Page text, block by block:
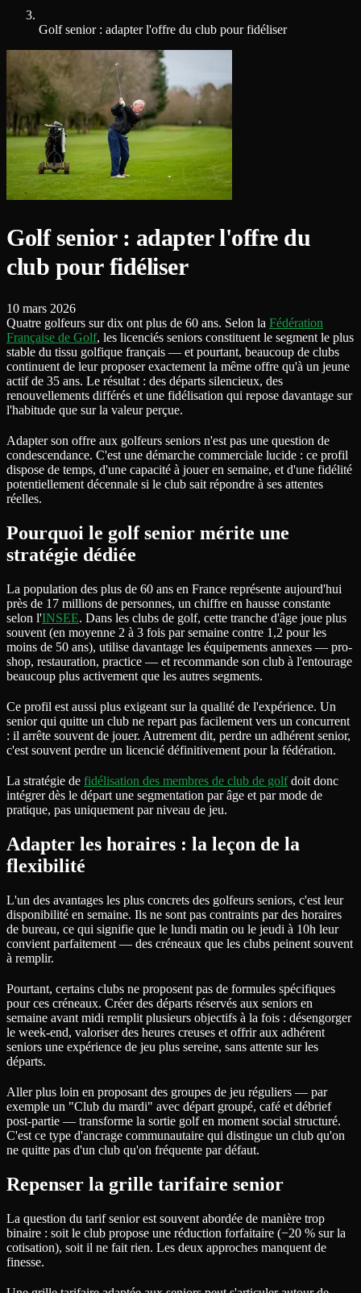
Golf senior : adapter l'offre du club pour fidéliser
Golf senior : adapter l'offre du
club pour fidéliser
10 mars 2026
Quatre golfeurs sur dix ont plus de 60 ans. Selon la Fédération
Française de Golf, les licenciés seniors constituent le segment le plus
stable du tissu golfique français — et pourtant, beaucoup de clubs
continuent de leur proposer exactement la même offre qu'à un jeune
actif de 35 ans. Le résultat : des départs silencieux, des
renouvellements différés et une fidélisation qui repose davantage sur
l'habitude que sur la valeur perçue.
Adapter son offre aux golfeurs seniors n'est pas une question de
condescendance. C'est une démarche commerciale lucide : ce profil
dispose de temps, d'une capacité à jouer en semaine, et d'une fidélité
potentiellement décennale si le club sait répondre à ses attentes
réelles.
Pourquoi le golf senior mérite une
stratégie dédiée
La population des plus de 60 ans en France représente aujourd'hui
près de 17 millions de personnes, un chiffre en hausse constante
selon l'INSEE. Dans les clubs de golf, cette tranche d'âge joue plus
souvent (en moyenne 2 à 3 fois par semaine contre 1,2 pour les
moins de 50 ans), utilise davantage les équipements annexes — pro-
shop, restauration, practice — et recommande son club à l'entourage
beaucoup plus activement que les autres segments.
Ce profil est aussi plus exigeant sur la qualité de l'expérience. Un
senior qui quitte un club ne repart pas facilement vers un concurrent
: il arrête souvent de jouer. Autrement dit, perdre un adhérent senior,
c'est souvent perdre un licencié définitivement pour la fédération.
La stratégie de fidélisation des membres de club de golfdoit donc
intégrer dès le départ une segmentation par âge et par mode de
pratique, pas uniquement par niveau de jeu.
Adapter les horaires : la leçon de la
flexibilité
L'un des avantages les plus concrets des golfeurs seniors, c'est leur
disponibilité en semaine. Ils ne sont pas contraints par des horaires
de bureau, ce qui signifie que le lundi matin ou le jeudi à 10h leur
convient parfaitement — des créneaux que les clubs peinent souvent
à remplir.
Pourtant, certains clubs ne proposent pas de formules spécifiques
pour ces créneaux. Créer des départs réservés aux seniors en
semaine avant midi remplit plusieurs objectifs à la fois : désengorger
le week-end, valoriser des heures creuses et offrir aux adhérent
seniors une expérience de jeu plus sereine, sans attente sur les
départs.
Aller plus loin en proposant des groupes de jeu réguliers — par
exemple un "Club du mardi" avec départ groupé, café et débrief
post-partie — transforme la sortie golf en moment social structuré.
C'est ce type d'ancrage communautaire qui distingue un club qu'on
ne quitte pas d'un club qu'on fréquente par défaut.
Repenser la grille tarifaire senior
La question du tarif senior est souvent abordée de manière trop
binaire : soit le club propose une réduction forfaitaire (−20 % sur la
cotisation), soit il ne fait rien. Les deux approches manquent de
finesse.